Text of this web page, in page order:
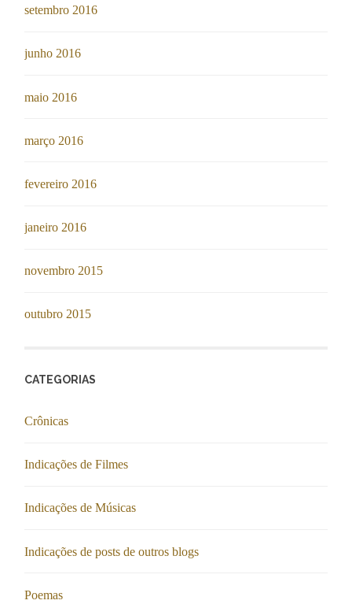
setembro 2016
junho 2016
maio 2016
março 2016
fevereiro 2016
janeiro 2016
novembro 2015
outubro 2015
CATEGORIAS
Crônicas
Indicações de Filmes
Indicações de Músicas
Indicações de posts de outros blogs
Poemas